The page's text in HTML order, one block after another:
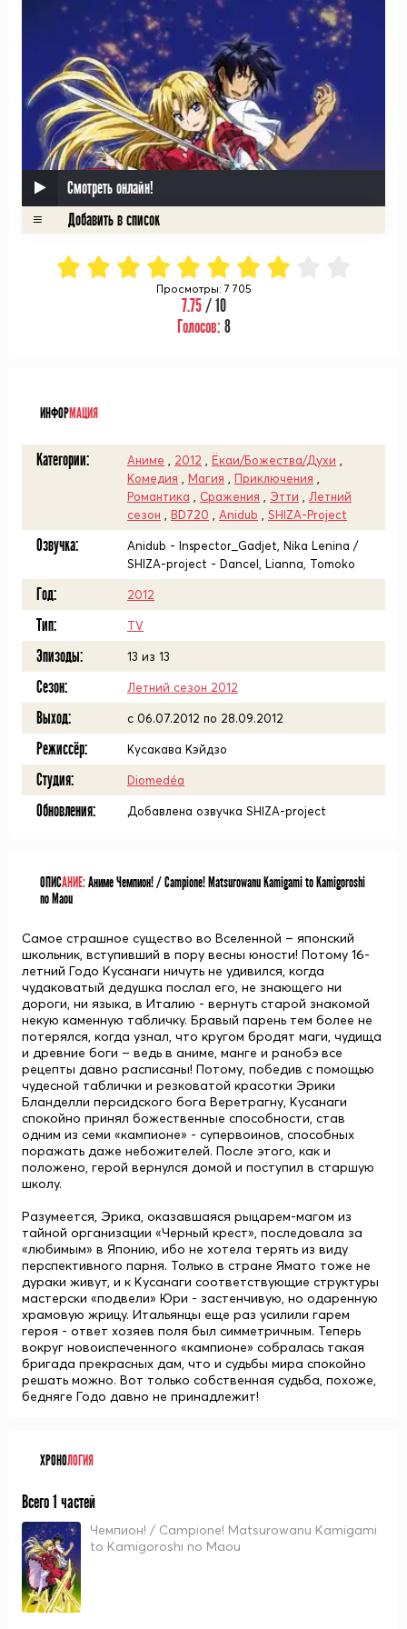
Смотреть онлайн!
Просмотры: 7 705
7.75/ 10
Голосов: 8
ИНФОРМАЦИЯ
Категории: Аниме 2012 Ёкаи/Божества/Духи
Комедия
Магия Приключения
Романтика
Сражения Этти
Летний
сезон
BD720 Anidub SHIZA-Project
Озвучка:
Anidub - Inspector_Gadjet, Nika Lenina /
SHIZA-project - Dancel, Lianna, Tomoko
Год: 2012
Тип: TV
Эпизоды: 13 из 13
Сезон: Летний сезон 2012
Выход: c 06.07.2012 по 28.09.2012
Режиссёр: Кусакава Кэйдзо
Студия: Diomedéa
Обновления: Добавлена озвучка SHIZA-project
ОПИСАНИЕ:Аниме Чемпион! / Campione! Matsurowanu Kamigami to Kamigoroshi
no Maou
Самое страшное существо во Вселенной – японский
школьник, вступивший в пору весны юности! Потому 16-
летний Годо Кусанаги ничуть не удивился, когда
чудаковатый дедушка послал его, не знающего ни
дороги, ни языка, в Италию - вернуть старой знакомой
некую каменную табличку. Бравый парень тем более не
потерялся, когда узнал, что кругом бродят маги, чудища
и древние боги – ведь в аниме, манге и ранобэ все
рецепты давно расписаны! Потому, победив с помощью
чудесной таблички и резковатой красотки Эрики
Бланделли персидского бога Веретрагну, Кусанаги
спокойно принял божественные способности, став
одним из семи «кампионе» - супервоинов, способных
поражать даже небожителей. После этого, как и
положено, герой вернулся домой и поступил в старшую
школу.
Разумеется, Эрика, оказавшаяся рыцарем-магом из
тайной организации «Черный крест», последовала за
«любимым» в Японию, ибо не хотела терять из виду
перспективного парня. Только в стране Ямато тоже не
дураки живут, и к Кусанаги соответствующие структуры
мастерски «подвели» Юри - застенчивую, но одаренную
храмовую жрицу. Итальянцы еще раз усилили гарем
героя - ответ хозяев поля был симметричным. Теперь
вокруг новоиспеченного «кампионе» собралась такая
бригада прекрасных дам, что и судьбы мира спокойно
решать можно. Вот только собственная судьба, похоже,
бедняге Годо давно не принадлежит!
ХРОНОЛОГИЯ
Всего 1 частей
Чемпион! / Campione! Matsurowanu Kamigami
to Kamigoroshi no Maou